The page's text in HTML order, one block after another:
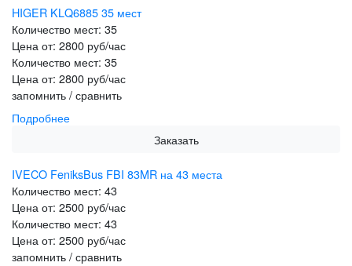
HIGER KLQ6885 35 мест
Количество мест: 35
Цена от: 2800 руб/час
Количество мест: 35
Цена от: 2800 руб/час
запомнить / сравнить
Подробнее
Заказать
IVECO FeniksBus FBI 83MR на 43 места
Количество мест: 43
Цена от: 2500 руб/час
Количество мест: 43
Цена от: 2500 руб/час
запомнить / сравнить